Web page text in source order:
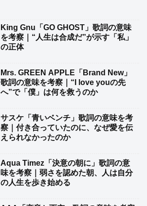
King Gnu「GO GHOST」歌詞の意味
を考察｜“人生は合成だ”が示す「私」
の正体
Mrs. GREEN APPLE「Brand New」
歌詞の意味を考察｜“I love youの先
へ”で「僕」は何を救うのか
サスケ「青いベンチ」歌詞の意味を考
察｜付き合っていたのに、なぜ愛を伝
えられなかったのか
Aqua Timez「決意の朝に」歌詞の意
味を考察｜弱さを認めた朝、人は自分
の人生を歩き始める